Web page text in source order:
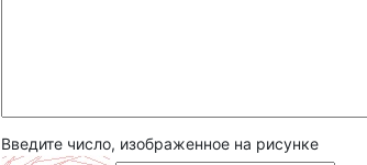
Введите число, изображенное на рисунке